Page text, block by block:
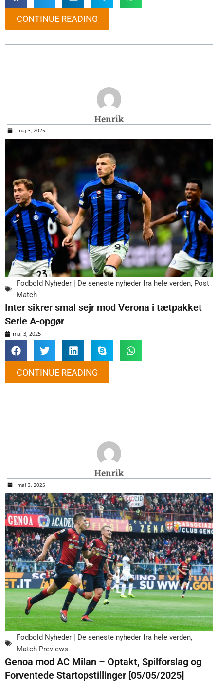
CONTINUE READING
Henrik
maj 3, 2025
Fodbold Nyheder | De seneste nyheder fra hele verden, Post
Match
Inter sikrer smal sejr mod Verona i tætpakket
Serie A-opgør
maj 3, 2025
CONTINUE READING
Henrik
maj 3, 2025
Fodbold Nyheder | De seneste nyheder fra hele verden,
Match Previews
Genoa mod AC Milan – Optakt, Spilforslag og
Forventede Startopstillinger [05/05/2025]